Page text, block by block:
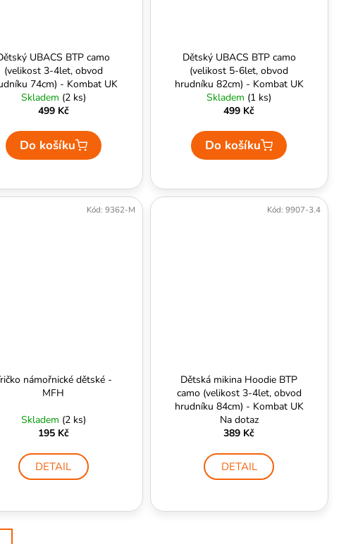
UBACS BTP camo
(velikost 3-4let, obvod
74cm) - Kombat UK
Skladem (2 ks)
499 Kč
Do košíku
Dětský UBACS BTP camo
(velikost 5-6let, obvod
hrudníku 82cm) - Kombat UK
Skladem (1 ks)
499 Kč
Do košíku
námořnické dětské -
MFH
Skladem (2 ks)
195 Kč
DETAIL
Kód: 9362-M
Dětská mikina Hoodie BTP
camo (velikost 3-4let, obvod
hrudníku 84cm) - Kombat UK
Na dotaz
389 Kč
DETAIL
Kód: 9907-3.4